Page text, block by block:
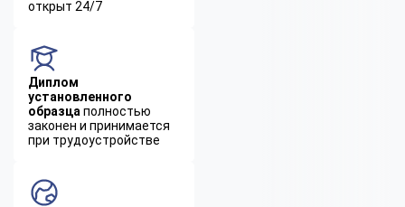
открыт 24/7
Диплом
установленного
образца полностью
законен и принимается
при трудоустройстве